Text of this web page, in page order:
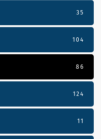
35
104
86
124
11